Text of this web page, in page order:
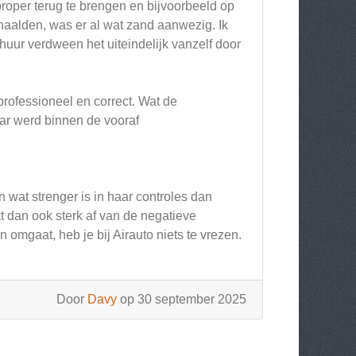
terug te brengen en bijvoorbeeld op
was er al wat zand aanwezig. Ik
verdween het uiteindelijk vanzelf door
en correct. Wat de
werd binnen de vooraf
wat strenger is in haar controles dan
ook sterk af van de negatieve
omgaat, heb je bij Airauto niets te vrezen.
Door Davy op 30 september 2025